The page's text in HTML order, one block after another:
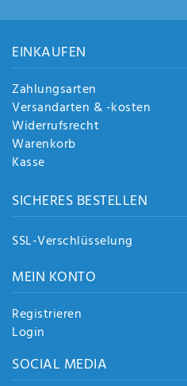
EINKAUFEN
Zahlungsarten
Versandarten & -kosten
Widerrufsrecht
Warenkorb
Kasse
SICHERES BESTELLEN
SSL-Verschlüsselung
MEIN KONTO
Registrieren
Login
SOCIAL MEDIA